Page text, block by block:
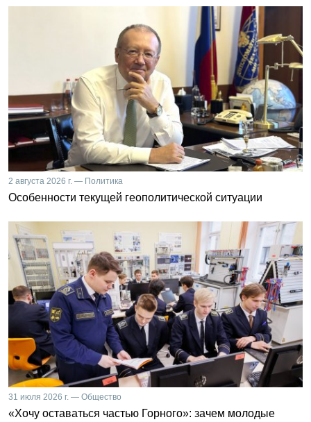
2 августа 2026 г. — Политика
Особенности текущей геополитической ситуации
31 июля 2026 г. — Общество
«Хочу оставаться частью Горного»: зачем молодые